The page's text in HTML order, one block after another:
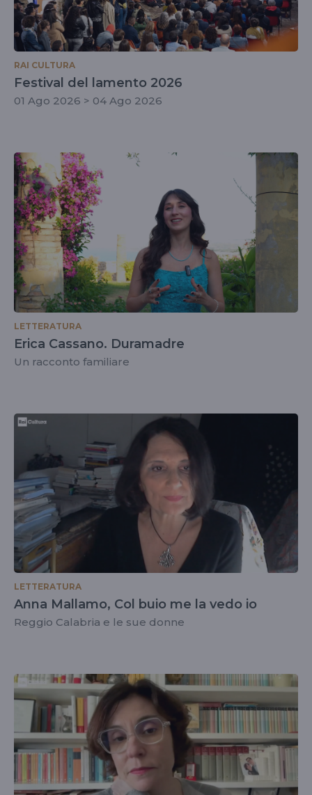
RAI CULTURA
Festival del lamento 2026
01 Ago 2026 > 04 Ago 2026
LETTERATURA
Erica Cassano. Duramadre
Un racconto familiare
LETTERATURA
Anna Mallamo, Col buio me la vedo io
Reggio Calabria e le sue donne